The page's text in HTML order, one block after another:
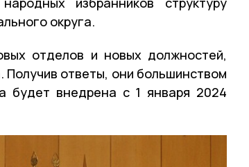
округа.
отделов и новых должностей,
ответы, они большинством
будет внедрена с 1 января 2024